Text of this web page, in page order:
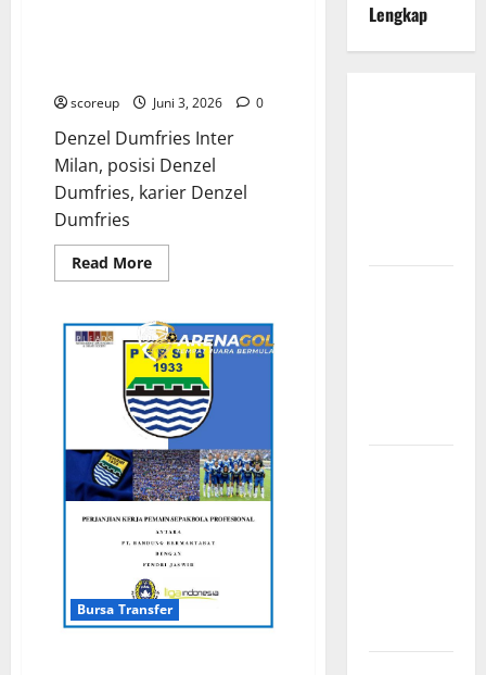
scoreup Juni 3, 2026 0
Denzel Dumfries Inter
Milan, posisi Denzel
Dumfries, karier Denzel
Dumfries
Read MoreRead
more
Dumfries
Profil
Sang
Gladiator
Tangguh
Penghancur
Sisi
Kanan
Inter
Milan
yang
Tak
Terkalahkan
Bursa Transfer
Lengkap